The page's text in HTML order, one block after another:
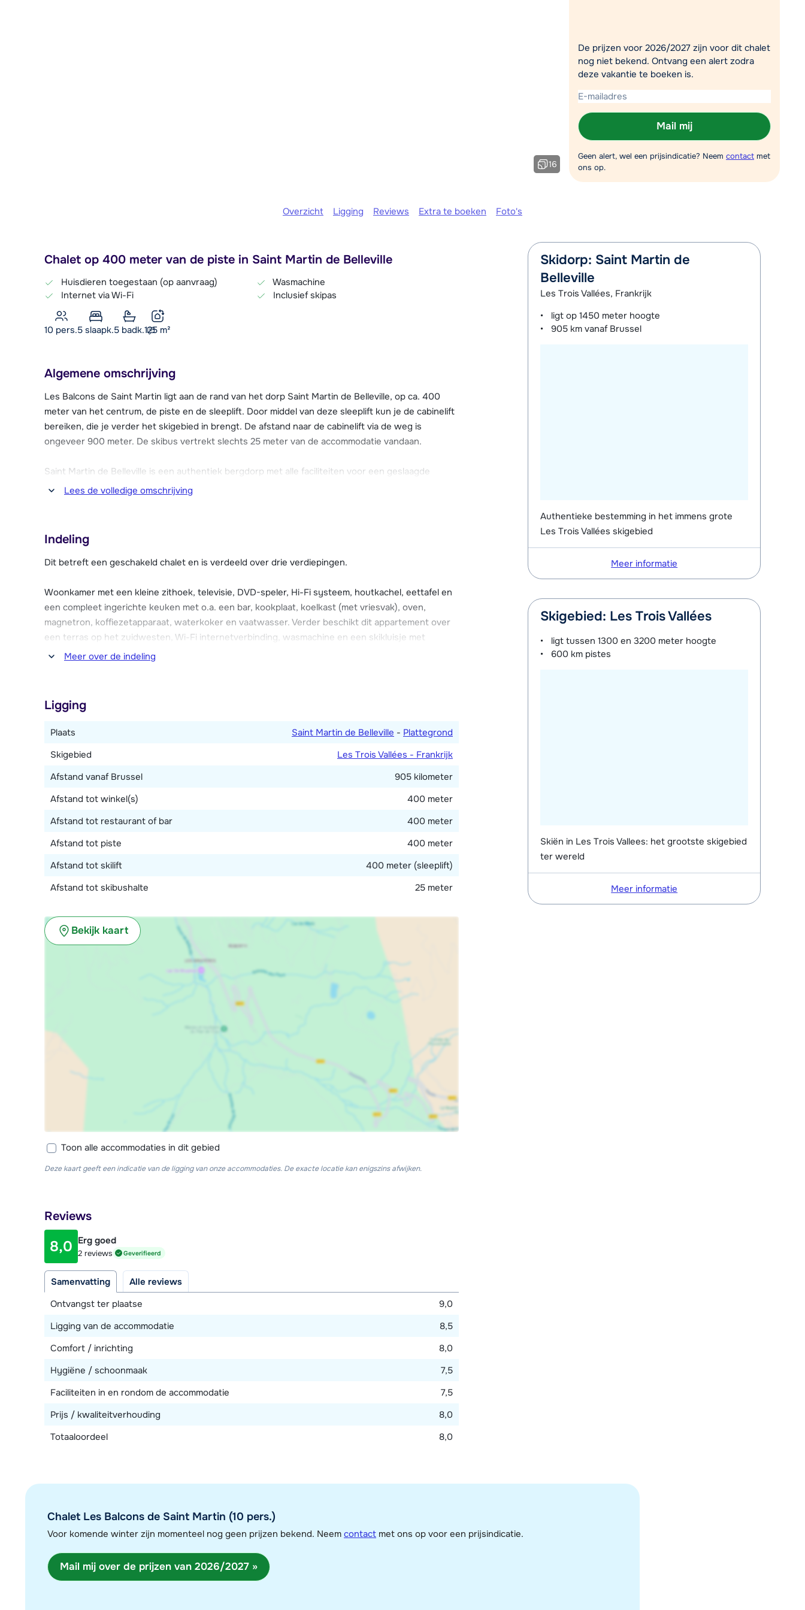
Chat met wintersportspecialist
16
De prijzen voor 2026/2027 zijn voor dit chalet
nog niet bekend. Ontvang een alert zodra
deze vakantie te boeken is.
Mail mij
Geen alert, wel een prijsindicatie? Neem contact met
ons op.
Overzicht Ligging Reviews Extra te boeken Foto's
Chalet op 400 meter van de piste in Saint Martin de Belleville
Huisdieren toegestaan (op aanvraag)
Internet via Wi-Fi
Wasmachine
Inclusief skipas
10 pers.5 slaapk.5 badk.125 m²
Algemene omschrijving
Les Balcons de Saint Martin ligt aan de rand van het dorp Saint Martin de Belleville, op ca. 400
meter van het centrum, de piste en de sleeplift. Door middel van deze sleeplift kun je de cabinelift
bereiken, die je verder het skigebied in brengt. De afstand naar de cabinelift via de weg is
ongeveer 900 meter. De skibus vertrekt slechts 25 meter van de accommodatie vandaan.
Saint Martin de Belleville is een authentiek bergdorp met alle faciliteiten voor een geslaagde
skivakantie. In het dorp vind je diverse gezellige restaurants en bars met zonneterrassen,
Les Balcons de Saint Martin bestaat uit ruime (geschakelde) chalets en appartementen, die
comfortabel en sfeervol zijn ingericht. Ze zijn voorzien van o.a. een houtkachel en Wi-Fi
internetverbinding en beschikken elk over één parkeerplaats in de parkeergarage. Verder zijn er
Lees de volledige omschrijving
Indeling
Dit betreft een geschakeld chalet en is verdeeld over drie verdiepingen.
Woonkamer met een kleine zithoek, televisie, DVD-speler, Hi-Fi systeem, houtkachel, eettafel en
een compleet ingerichte keuken met o.a. een bar, kookplaat, koelkast (met vriesvak), oven,
magnetron, koffiezetapparaat, waterkoker en vaatwasser. Verder beschikt dit appartement over
een terras op het zuidwesten, Wi-Fi internetverbinding, wasmachine en een skikluisje met
skischoenendroger.
ieder een 2-persoonsbed. Vijf badkamers (allen en-suite met slaapkamer), waarvan twee met
ieder een bad en toilet, twee met ieder een douche en toilet en één met douche. Twee aparte
toiletten.
Meer over de indeling
Ligging
Plaats Saint Martin de Belleville - Plattegrond
Skigebied
Les Trois Vallées - Frankrijk
Afstand vanaf Brussel
905 kilometer
Afstand tot winkel(s)
400 meter
Afstand tot restaurant of bar
400 meter
Afstand tot piste
400 meter
Afstand tot skilift
400 meter (sleeplift)
Afstand tot skibushalte
25 meter
Bekijk kaart
Toon alle accommodaties in dit gebied
Deze kaart geeft een indicatie van de ligging van onze accommodaties. De exacte locatie kan enigszins afwijken.
Reviews
8,0 Erg goed
2 reviews Geverifieerd
Samenvatting
Alle reviews
Ontvangst ter plaatse
9,0
Ligging van de accommodatie
8,5
Comfort / inrichting
8,0
Hygiëne / schoonmaak
7,5
Faciliteiten in en rondom de accommodatie
7,5
Prijs / kwaliteitverhouding
8,0
Totaaloordeel
8,0
Chalet Les Balcons de Saint Martin (10 pers.)
Voor komende winter zijn momenteel nog geen prijzen bekend. Neem contact met ons op voor een prijsindicatie.
Mail mij over de prijzen van 2026/2027 »
Skidorp: Saint Martin de
Belleville
Les Trois Vallées, Frankrijk
ligt op1450 meter hoogte
905 km vanaf Brussel
Authentieke bestemming in het immens grote
Les Trois Vallées skigebied
Meer informatie
Skigebied: Les Trois Vallées
ligt tussen1300 en 3200 meter hoogte
600 km pistes
Skiën in Les Trois Vallees: het grootste skigebied
ter wereld
Meer informatie